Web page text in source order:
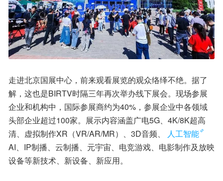
走进北京国展中心，前来观看展览的观众络绎不绝。据了
解，这也是BIRTV时隔三年再次举办线下展会。现场参展
企业和机构中，国际参展商约为40%，参展企业中各领域
头部企业超过100家。展示内容涵盖广电5G、4K/8K超高
清、虚拟制作XR（VR/AR/MR）、3D音频、
人工智能
AI、IP制播、云制播、元宇宙、电竞游戏、电影制作及放映
设备等新技术、新设备、新应用。